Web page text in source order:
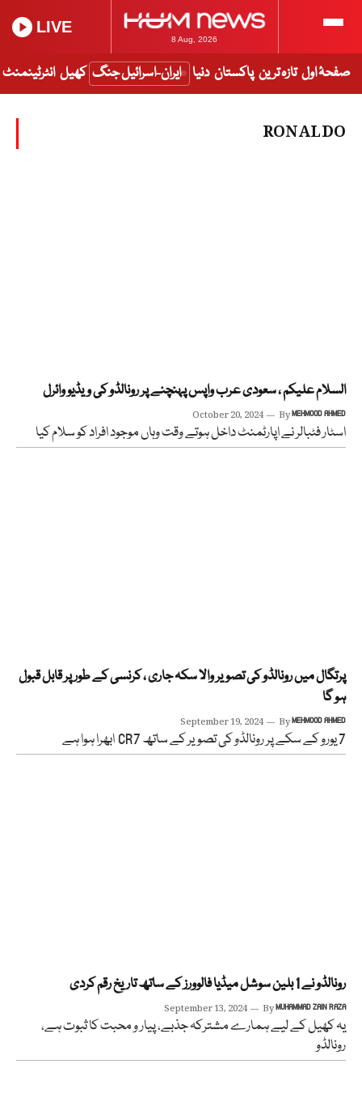
8 Aug, 2026
LIVE
صفحۂ اول تازہ ترین پاکستان دنیا ایران-اسرائیل جنگ کھیل انٹرٹینمنٹ
RONALDO
السلام علیکم ، سعودی عرب واپس پہنچنے پر رونالڈو کی ویڈیو وائرل
October 20, 2024 ByMEHMOOD AHMED
اسٹار فٹبالر نے اپارٹمنٹ داخل ہوتے وقت وہاں موجود افراد کو سلام کیا
پرتگال میں رونالڈو کی تصویر والا سکہ جاری ، کرنسی کے طور پر قابل قبول
ہو گا
September 19, 2024 ByMEHMOOD AHMED
7 یورو کے سکے پر رونالڈو کی تصویر کے ساتھ CR7 ابھرا ہوا ہے
رونالڈو نے 1 بلین سوشل میڈیا فالوورز کے ساتھ تاریخ رقم کردی
September 13, 2024 ByMUHAMMAD ZAIN RAZA
یہ کھیل کے لیے ہمارے مشترکہ جذبے، پیار و محبت کا ثبوت ہے،
رونالڈو